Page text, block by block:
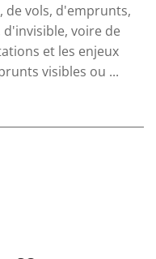
de vols, d'emprunts,
voire de
et les enjeux
visibles ou ...